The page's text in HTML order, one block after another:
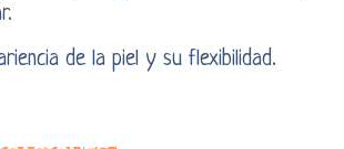
de la piel y su flexibilidad.